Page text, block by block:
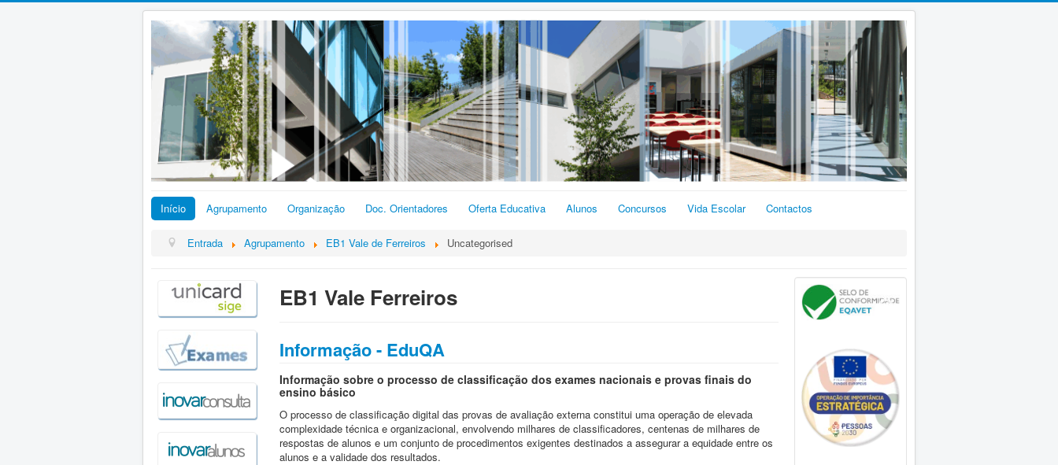
Início Agrupamento Organização Doc. Orientadores Oferta Educativa Alunos Concursos Vida Escolar Contactos
Entrada Agrupamento EB1 Vale de Ferreiros Uncategorised
EB1 Vale Ferreiros
Informação - EduQA
Informação sobre o processo de classificação dos exames nacionais e provas finais do
ensino básico
O processo de classificação digital das provas de avaliação externa constitui uma operação de elevada
complexidade técnica e organizacional, envolvendo milhares de classificadores, centenas de milhares de
respostas de alunos e um conjunto de procedimentos exigentes destinados a assegurar a equidade entre os
alunos e a validade dos resultados.